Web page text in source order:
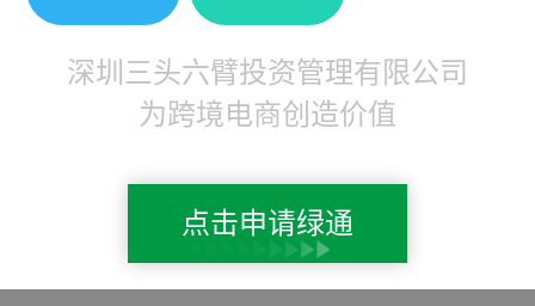
深圳三头六臂投资管理有限公司
为跨境电商创造价值
点击申请绿通